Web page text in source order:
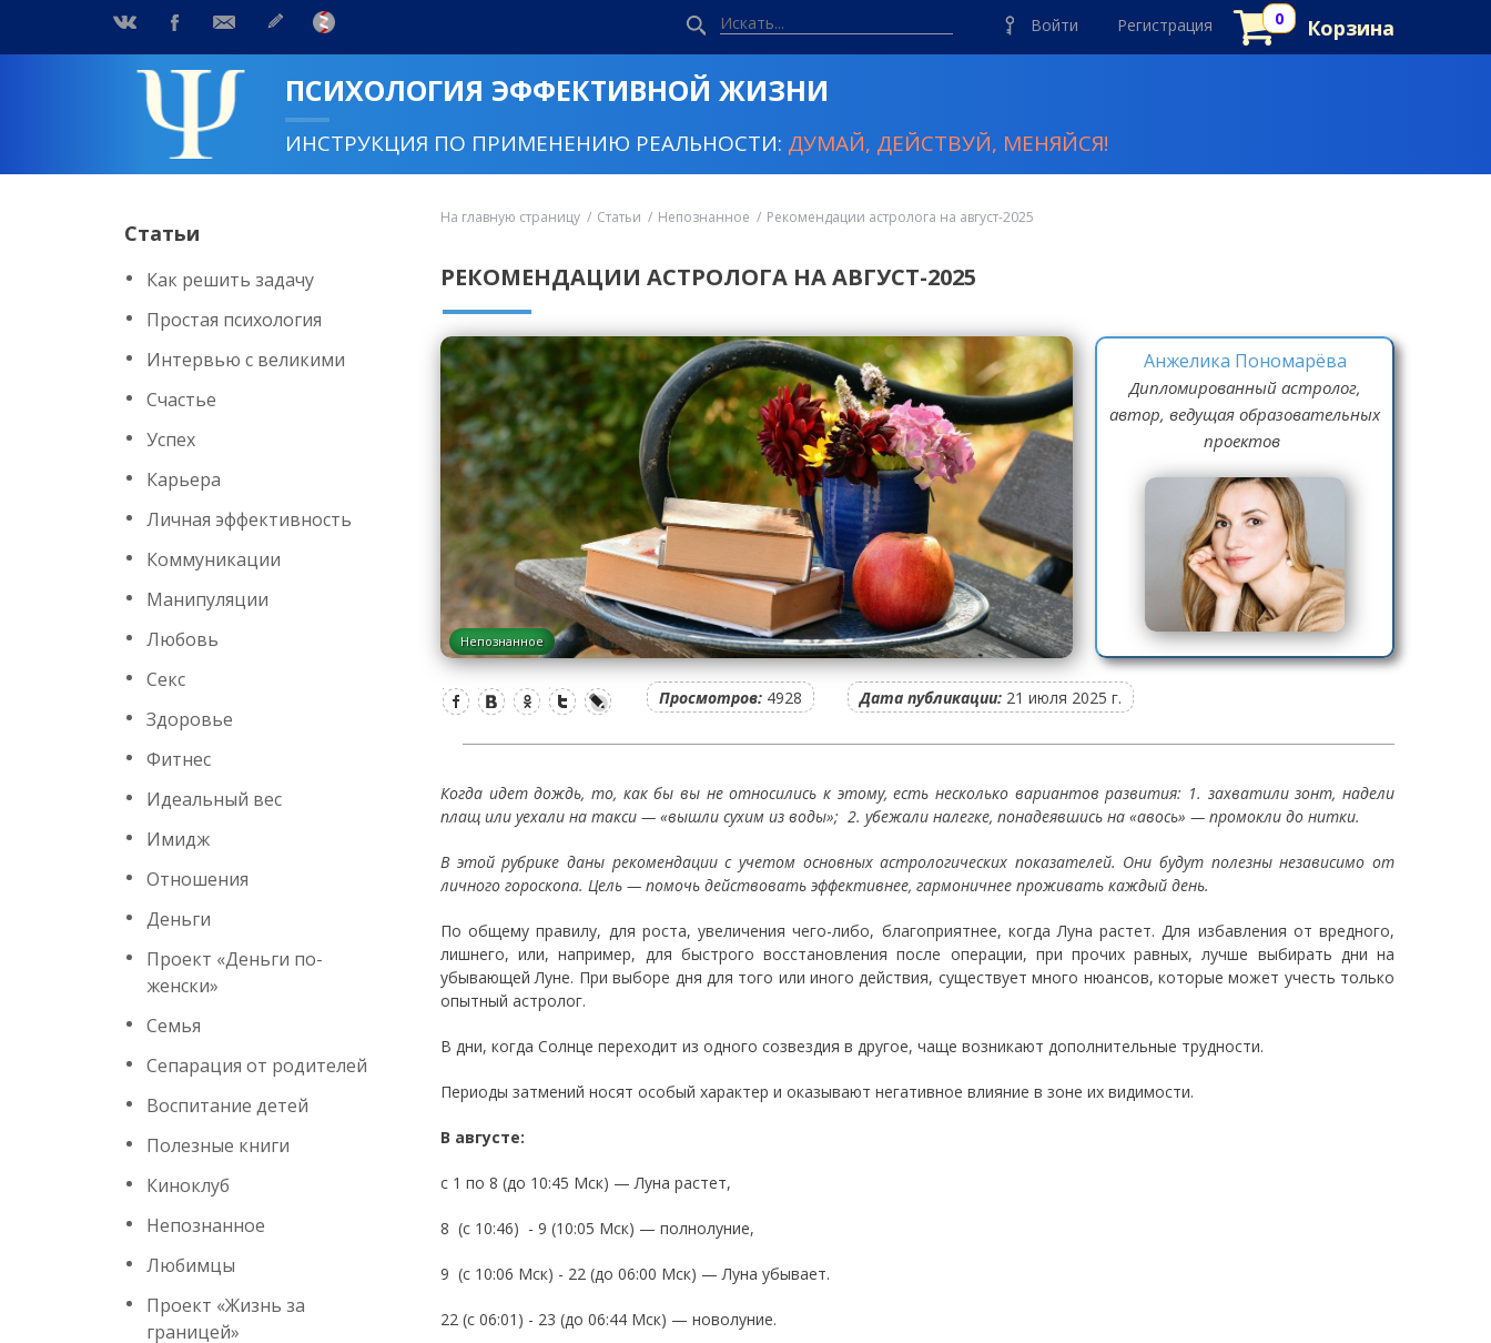
Войти Регистрация Корзина
ПСИХОЛОГИЯ ЭФФЕКТИВНОЙ ЖИЗНИ
ИНСТРУКЦИЯ ПО ПРИМЕНЕНИЮ РЕАЛЬНОСТИ: ДУМАЙ, ДЕЙСТВУЙ, МЕНЯЙСЯ!
Статьи
Как решить задачу
Простая психология
Интервью с великими
Счастье
Успех
Карьера
Личная эффективность
Коммуникации
Манипуляции
Любовь
Секс
Здоровье
Фитнес
Идеальный вес
Имидж
Отношения
Деньги
Проект «Деньги по-
женски»
Семья
Сепарация от родителей
Воспитание детей
Полезные книги
Киноклуб
Непознанное
Любимцы
Проект «Жизнь за
границей»
На главную страницу Статьи Непознанное Рекомендации астролога на август-2025
РЕКОМЕНДАЦИИ АСТРОЛОГА НА АВГУСТ-2025
Непознанное
Анжелика Пономарёва
Дипломированный астролог,
автор, ведущая образовательных
проектов
Просмотров: 4928 Дата публикации: 21 июля 2025 г.
Когда идет дождь, то, как бы вы не относились к этому, есть несколько вариантов развития: 1. захватили зонт, надели
плащ или уехали на такси — «вышли сухим из воды»; 2. убежали налегке, понадеявшись на «авось» — промокли до нитки.
В этой рубрике даны рекомендации с учетом основных астрологических показателей. Они будут полезны независимо от
личного гороскопа. Цель — помочь действовать эффективнее, гармоничнее проживать каждый день.
По общему правилу, для роста, увеличения чего-либо, благоприятнее, когда Луна растет. Для избавления от вредного,
лишнего, или, например, для быстрого восстановления после операции, при прочих равных, лучше выбирать дни на
убывающей Луне. При выборе дня для того или иного действия, существует много нюансов, которые может учесть только
опытный астролог.
В дни, когда Солнце переходит из одного созвездия в другое, чаще возникают дополнительные трудности.
Периоды затмений носят особый характер и оказывают негативное влияние в зоне их видимости.
В августе:
с 1 по 8 (до 10:45 Мск) — Луна растет,
8 (с 10:46) - 9 (10:05 Мск) — полнолуние,
9 (с 10:06 Мск) - 22 (до 06:00 Мск) — Луна убывает.
22 (с 06:01) - 23 (до 06:44 Мск) — новолуние.